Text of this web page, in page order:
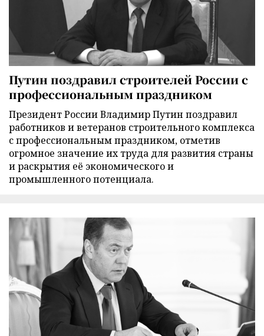
Путин поздравил строителей России с
профессиональным праздником
Президент России Владимир Путин поздравил
работников и ветеранов строительного комплекса
с профессиональным праздником, отметив
огромное значение их труда для развития страны
и раскрытия её экономического и
промышленного потенциала.